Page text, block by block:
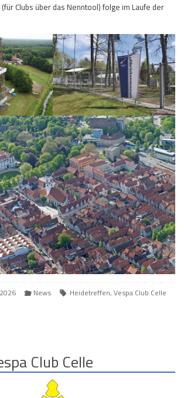
Clubs über das Nenntool) folge im Laufe der
News Heidetreffen,Vespa Club Celle
Club Celle